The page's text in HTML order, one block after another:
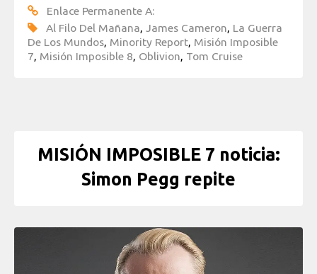
Enlace Permanente A:
Al Filo Del Mañana, James Cameron, La Guerra
De Los Mundos, Minority Report, Misión Imposible
7, Misión Imposible 8, Oblivion, Tom Cruise
MISIÓN IMPOSIBLE 7 noticia:
Simon Pegg repite